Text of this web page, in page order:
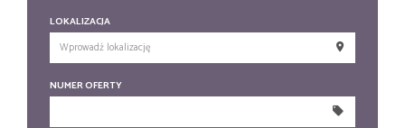
250 000 zł
300 000 zł
250 000 zł
300 000 zł
LOKALIZACJA
NUMER OFERTY